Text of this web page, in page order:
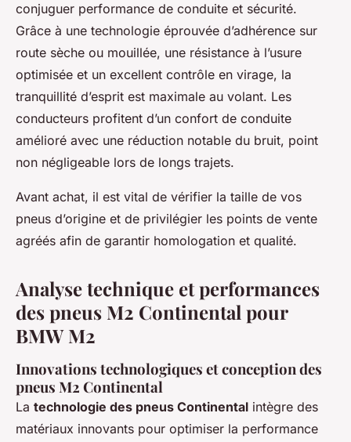
conjuguer performance de conduite et sécurité.
Grâce à une technologie éprouvée d’adhérence sur
route sèche ou mouillée, une résistance à l’usure
optimisée et un excellent contrôle en virage, la
tranquillité d’esprit est maximale au volant. Les
conducteurs profitent d’un confort de conduite
amélioré avec une réduction notable du bruit, point
non négligeable lors de longs trajets.
Avant achat, il est vital de vérifier la taille de vos
pneus d’origine et de privilégier les points de vente
agréés afin de garantir homologation et qualité.
Analyse technique et performances
des pneus M2 Continental pour
BMW M2
Innovations technologiques et conception des
pneus M2 Continental
La technologie des pneus Continental intègre des
matériaux innovants pour optimiser la performance